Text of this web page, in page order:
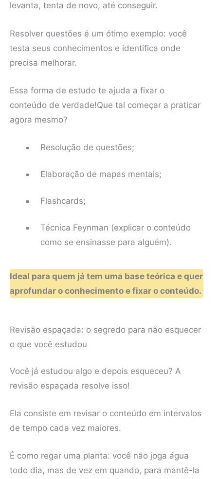
levanta, tenta de novo, até conseguir.
Resolver questões é um ótimo exemplo: você
testa seus conhecimentos e identifica onde
precisa melhorar.
Essa forma de estudo te ajuda a fixar o
conteúdo de verdade!Que tal começar a praticar
agora mesmo?
Resolução de questões;
Elaboração de mapas mentais;
Flashcards;
Técnica Feynman (explicar o conteúdo
como se ensinasse para alguém).
Ideal para quem já tem uma base teórica e quer
aprofundar o conhecimento e fixar o conteúdo.
Revisão espaçada: o segredo para não esquecer
o que você estudou
Você já estudou algo e depois esqueceu? A
revisão espaçada resolve isso!
Ela consiste em revisar o conteúdo em intervalos
de tempo cada vez maiores.
É como regar uma planta: você não joga água
todo dia, mas de vez em quando, para mantê-la